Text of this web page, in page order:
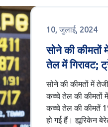
10, जुलाई, 2024
सोने की कीमतों
तेल में गिरावट;
जानें
सोने की कीमतों में
कच्चे तेल की कीमतों
कच्चे तेल की कीमतें
हो गई हैं। ह्यूरिकेन